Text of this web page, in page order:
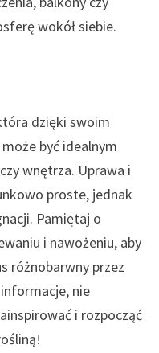
wokół siebie.
dzięki swoim
być idealnym
wnętrza. Uprawa i
proste, jednak
Pamiętaj o
i nawożeniu, aby
różnobarwny przez
nie
i rozpocząć